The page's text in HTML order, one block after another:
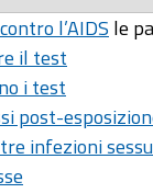
l’AIDS le
il test
i test
post-
infezioni